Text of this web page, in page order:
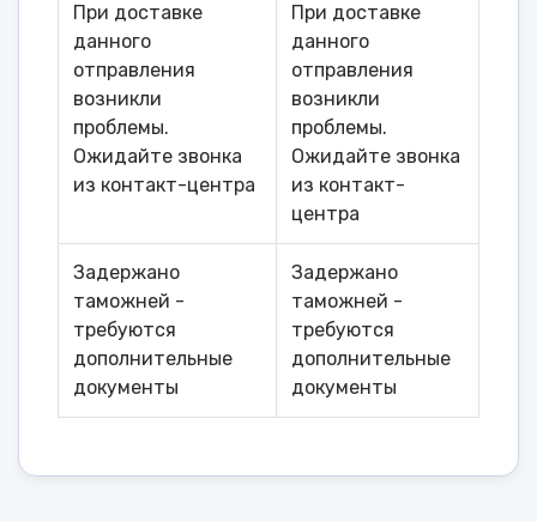
При доставке
данного
отправления
возникли
проблемы.
Ожидайте звонка
из контакт-центра
При доставке
данного
отправления
возникли
проблемы.
Ожидайте звонка
из контакт-
центра
Задержано
таможней -
требуются
дополнительные
документы
Задержано
таможней -
требуются
дополнительные
документы